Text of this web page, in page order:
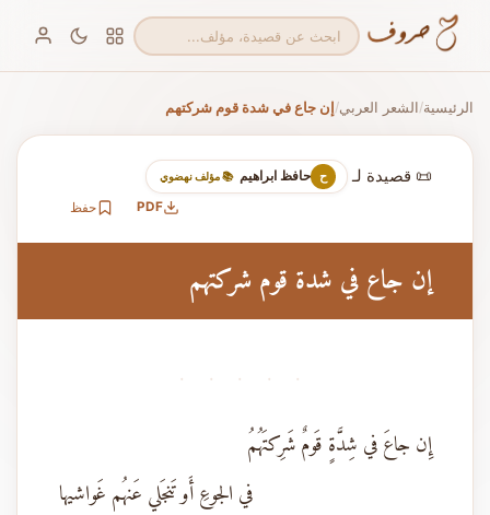
الرئيسية/الشعر العربي/إن جاع في شدة قوم شركتهم
📜 قصيدة لـ ح حافظ ابراهيم 📚 مؤلف نهضوي
PDF حفظ
إن جاع في شدة قوم شركتهم
· · · · ·
إِن جاعَ في شِدَّةٍ قَومٌ شَرِكتَهُمُ
في الجوعِ أَو تَنجَلي عَنهُم غَواشيها